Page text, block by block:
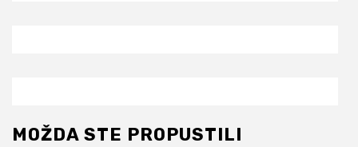
MOŽDA STE PROPUSTILI